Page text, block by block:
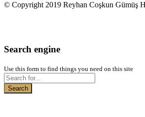
© Copyright 2019 Reyhan Coşkun Gümüş
Search engine
Use this form to find things you need on this site
Search